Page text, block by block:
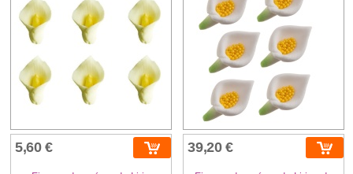
5,60 € 39,20 €